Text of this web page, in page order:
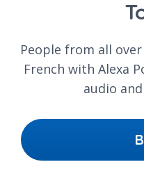
People from all
French with Alexa
audio